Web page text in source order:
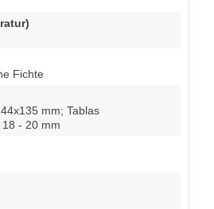
Fichte
mm; Tablas
- 20 mm